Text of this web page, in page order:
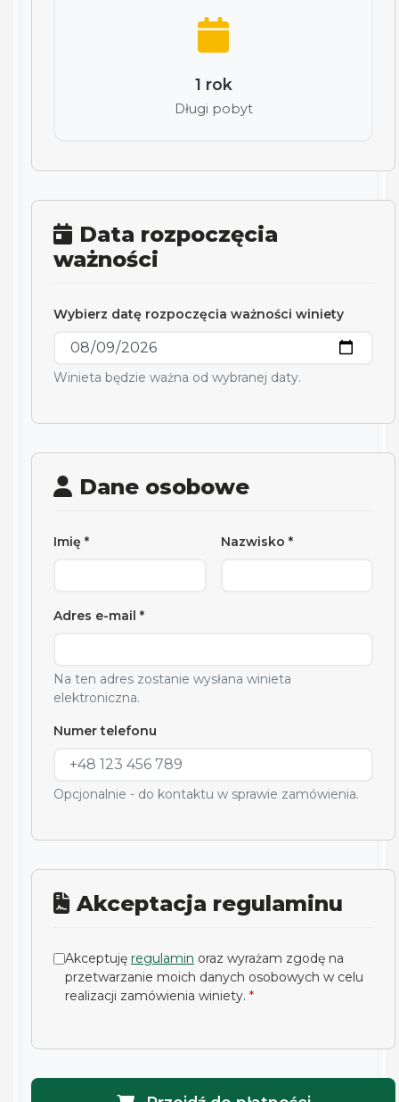
1 rok
Długi pobyt
Data rozpoczęcia
ważności
Wybierz datę rozpoczęcia ważności winiety
Winieta będzie ważna od wybranej daty.
Dane osobowe
Imię * Nazwisko *
Adres e-mail *
Na ten adres zostanie wysłana winieta
elektroniczna.
Numer telefonu
Opcjonalnie - do kontaktu w sprawie zamówienia.
Akceptacja regulaminu
Akceptuję regulamin oraz wyrażam zgodę na
przetwarzanie moich danych osobowych w celu
realizacji zamówienia winiety. *